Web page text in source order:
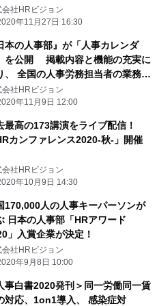
会社HRビジョン
年11月27日 16:30
本の人事部』が「人事カレンダ
を公開 掲載内容と機能の充実に
、 全国の人事労務担当者の業務を
会社HRビジョン
年11月9日 12:00
最高の173講演をライブ配信！
カンファレンス2020-秋-」開催
会社HRビジョン
年10月9日 14:30
170,000人の人事キーパーソンが
日本の人事部「HRアワード
」入賞企業が決定！
会社HRビジョン
年9月8日 10:00
事白書2020発刊＞同一労働同一賃
対応、1on1導入、 感染症対